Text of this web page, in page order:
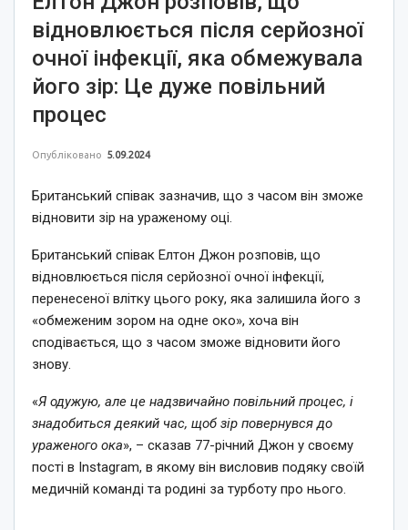
відновлюється після серйозної
очної інфекції, яка обмежувала
його зір: Це дуже повільний
процес
Опубліковано 5.09.2024
Британський співак зазначив, що з часом він зможе
відновити зір на ураженому оці.
Британський співак Елтон Джон розповів, що
відновлюється після серйозної очної інфекції,
перенесеної влітку цього року, яка залишила його з
«обмеженим зором на одне око», хоча він
сподівається, що з часом зможе відновити його
знову.
«Я одужую, але це надзвичайно повільний процес, і
знадобиться деякий час, щоб зір повернувся до
ураженого ока», – сказав 77-річний Джон у своєму
пості в Instagram, в якому він висловив подяку своїй
медичній команді та родині за турботу про нього.